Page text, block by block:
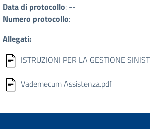
Data di protocollo: --
Numero protocollo:
Allegati:
ISTRUZIONI PER LA GESTIONE
Vademecum Assistenza.pdf